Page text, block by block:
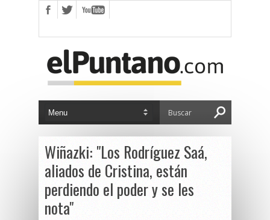
Wiñazki: "Los Rodríguez Saá,
aliados de Cristina, están
perdiendo el poder y se les
nota"